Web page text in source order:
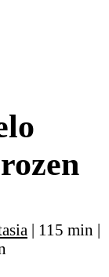
| 115 min |